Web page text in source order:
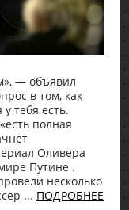
— объявил
в том, как
тебя есть.
полная
Оливера
Путине .
несколько
... ПОДРОБНЕЕ